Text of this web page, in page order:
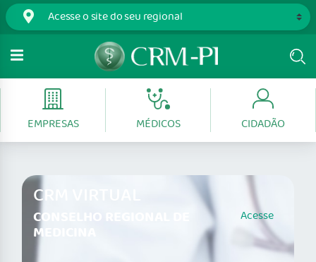
EMPRESAS MÉDICOS CIDADÃO
CRM VIRTUAL
CONSELHO REGIONAL DE
MEDICINA
Acesse